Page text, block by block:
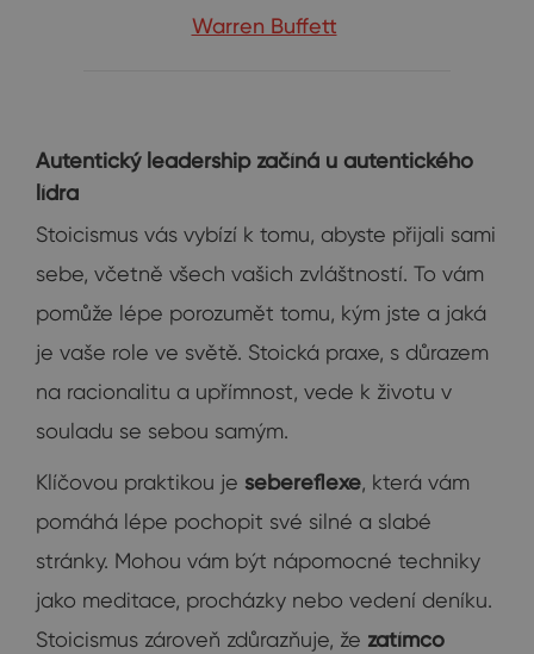
Warren Buffett
Autentický leadership začíná u autentického
lídra
Stoicismus vás vybízí k tomu, abyste přijali sami
sebe, včetně všech vašich zvláštností. To vám
pomůže lépe porozumět tomu, kým jste a jaká
je vaše role ve světě. Stoická praxe, s důrazem
na racionalitu a upřímnost, vede k životu v
souladu se sebou samým.
Klíčovou praktikou je sebereflexe, která vám
pomáhá lépe pochopit své silné a slabé
stránky. Mohou vám být nápomocné techniky
jako meditace, procházky nebo vedení deníku.
Stoicismus zároveň zdůrazňuje, že zatímco